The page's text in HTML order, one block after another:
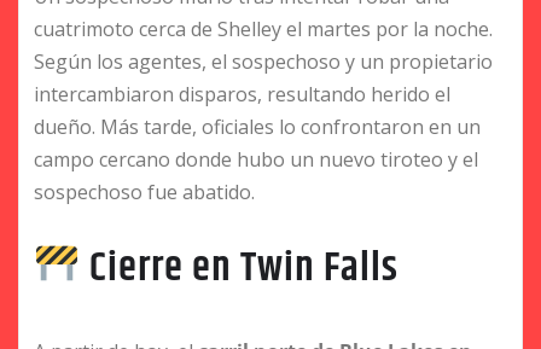
cuatrimoto cerca de Shelley el martes por la noche.
Según los agentes, el sospechoso y un propietario
intercambiaron disparos, resultando herido el
dueño. Más tarde, oficiales lo confrontaron en un
campo cercano donde hubo un nuevo tiroteo y el
sospechoso fue abatido.
Cierre en Twin Falls